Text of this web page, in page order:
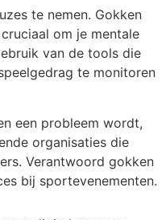
te nemen. Gokken
om je mentale
van de tools die
te monitoren
een probleem wordt,
organisaties die
Verantwoord gokken
bij sportevenementen.